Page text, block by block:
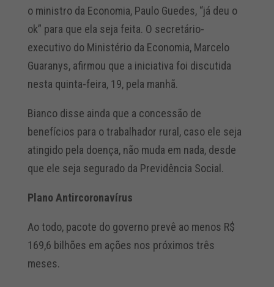
o ministro da Economia, Paulo Guedes, “já deu o
ok” para que ela seja feita. O secretário-
executivo do Ministério da Economia, Marcelo
Guaranys, afirmou que a iniciativa foi discutida
nesta quinta-feira, 19, pela manhã.
Bianco disse ainda que a concessão de
benefícios para o trabalhador rural, caso ele seja
atingido pela doença, não muda em nada, desde
que ele seja segurado da Previdência Social.
Plano Antircoronavírus
Ao todo, pacote do governo prevê ao menos R$
169,6 bilhões em ações nos próximos três
meses.